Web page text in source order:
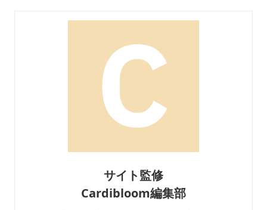
サイト監修
Cardibloom編集部